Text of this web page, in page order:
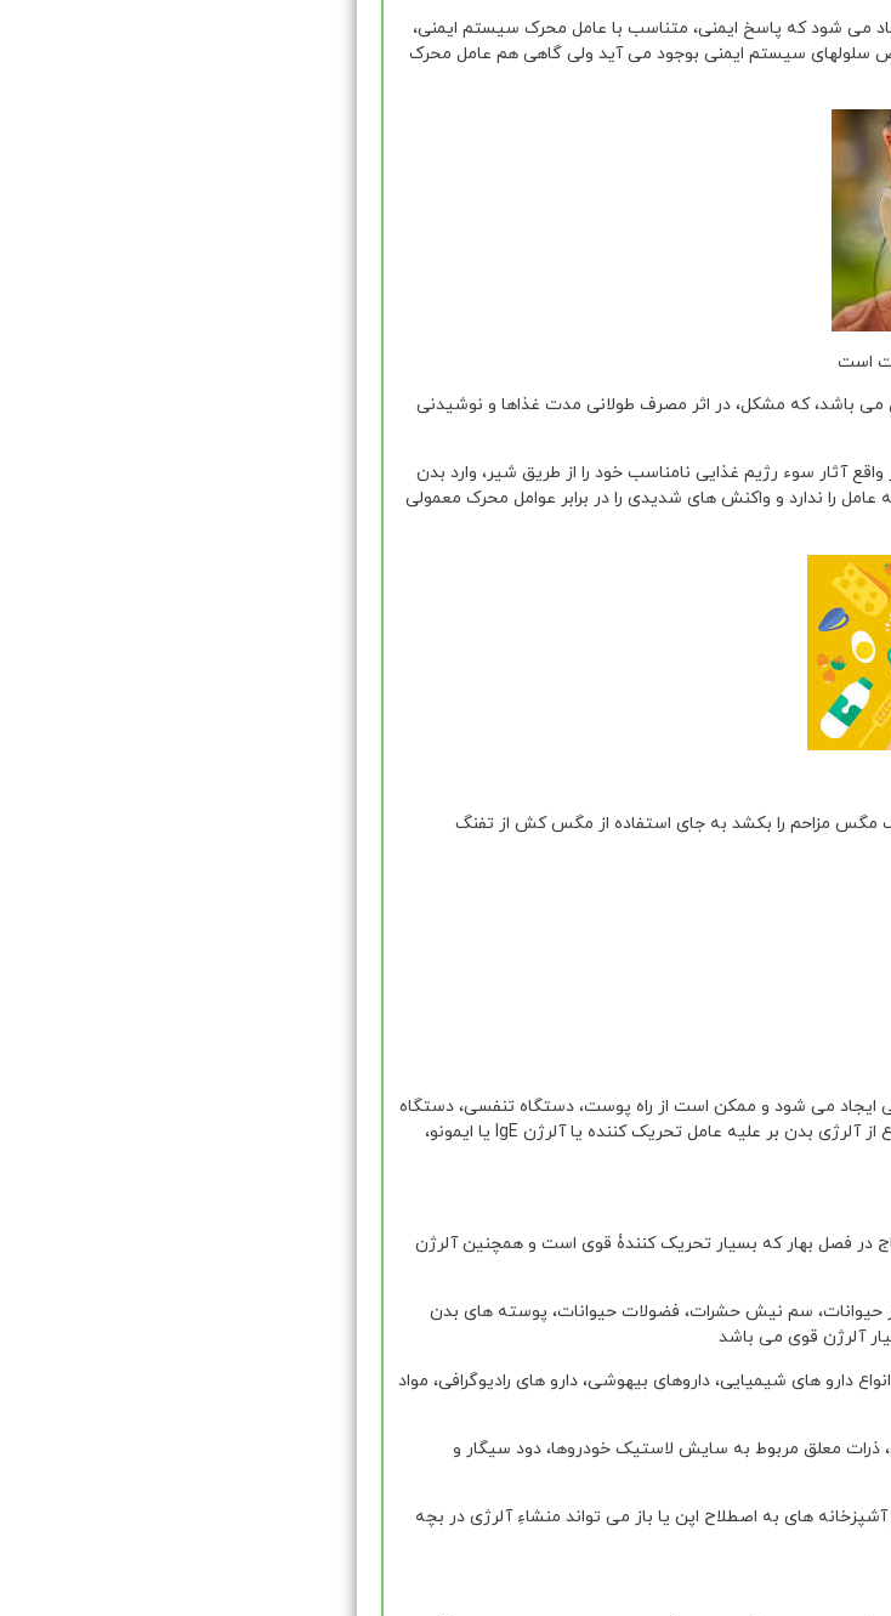
می شود که پاسخ ایمنی، متناسب با عامل محرک سیستم ایمنی،
سلولهای سیستم ایمنی بوجود می آید ولی گاهی هم عامل محرک
است
باشد، که مشکل، در اثر مصرف طولانی مدت غذاها و نوشیدنی
آثار سوء رژیم غذایی نامناسب خود را از طریق شیر، وارد بدن
را ندارد و واکنش های شدیدی را در برابر عوامل محرک معمولی
مگس مزاحم را بکشد به جای استفاده از مگس کش از تفنگ
ایجاد می شود و ممکن است از راه پوست، دستگاه تنفسی، دستگاه
در این نوع از آلرژی بدن بر علیه عامل تحریک کننده یا آلرژن IgE یا ایمونو،
در فصل بهار که بسیار تحریک کنندۀ قوی است و همچنین آلرژن
سم نیش حشرات، فضولات حیوانات، پوسته های بدن
آلرژن قوی می باشد
دارو های شیمیایی، داروهای بیهوشی، دارو های رادیوگرافی، مواد
ذرات معلق مربوط به سایش لاستیک خودروها، دود سیگار و
های به اصطلاح اپن یا باز می تواند منشاءِ آلرژی در بچه